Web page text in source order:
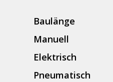
Baulänge
Manuell
Elektrisch
Pneumatisch